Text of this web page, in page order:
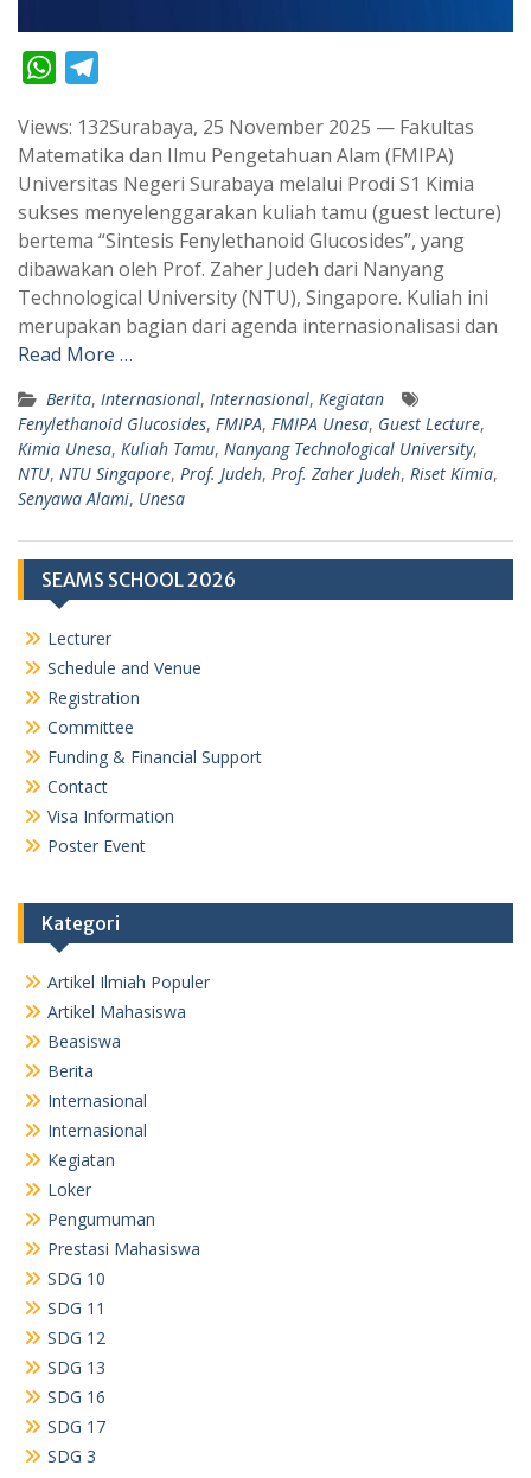
W
a
t
A
p
p
l
e
r
a
m
Views: 132Surabaya, 25 November 2025 — Fakultas
Matematika dan Ilmu Pengetahuan Alam (FMIPA)
Universitas Negeri Surabaya melalui Prodi S1 Kimia
sukses menyelenggarakan kuliah tamu (guest lecture)
bertema “Sintesis Fenylethanoid Glucosides”, yang
dibawakan oleh Prof. Zaher Judeh dari Nanyang
Technological University (NTU), Singapore. Kuliah ini
merupakan bagian dari agenda internasionalisasi dan
Read More …
Berita, Internasional, Internasional, Kegiatan
Fenylethanoid Glucosides, FMIPA, FMIPA Unesa, Guest Lecture,
Kimia Unesa, Kuliah Tamu, Nanyang Technological University,
NTU, NTU Singapore, Prof. Judeh, Prof. Zaher Judeh, Riset Kimia,
Senyawa Alami, Unesa
SEAMS SCHOOL 2026
Lecturer
Schedule and Venue
Registration
Committee
Funding & Financial Support
Contact
Visa Information
Poster Event
Kategori
Artikel Ilmiah Populer
Artikel Mahasiswa
Beasiswa
Berita
Internasional
Internasional
Kegiatan
Loker
Pengumuman
Prestasi Mahasiswa
SDG 10
SDG 11
SDG 12
SDG 13
SDG 16
SDG 17
SDG 3